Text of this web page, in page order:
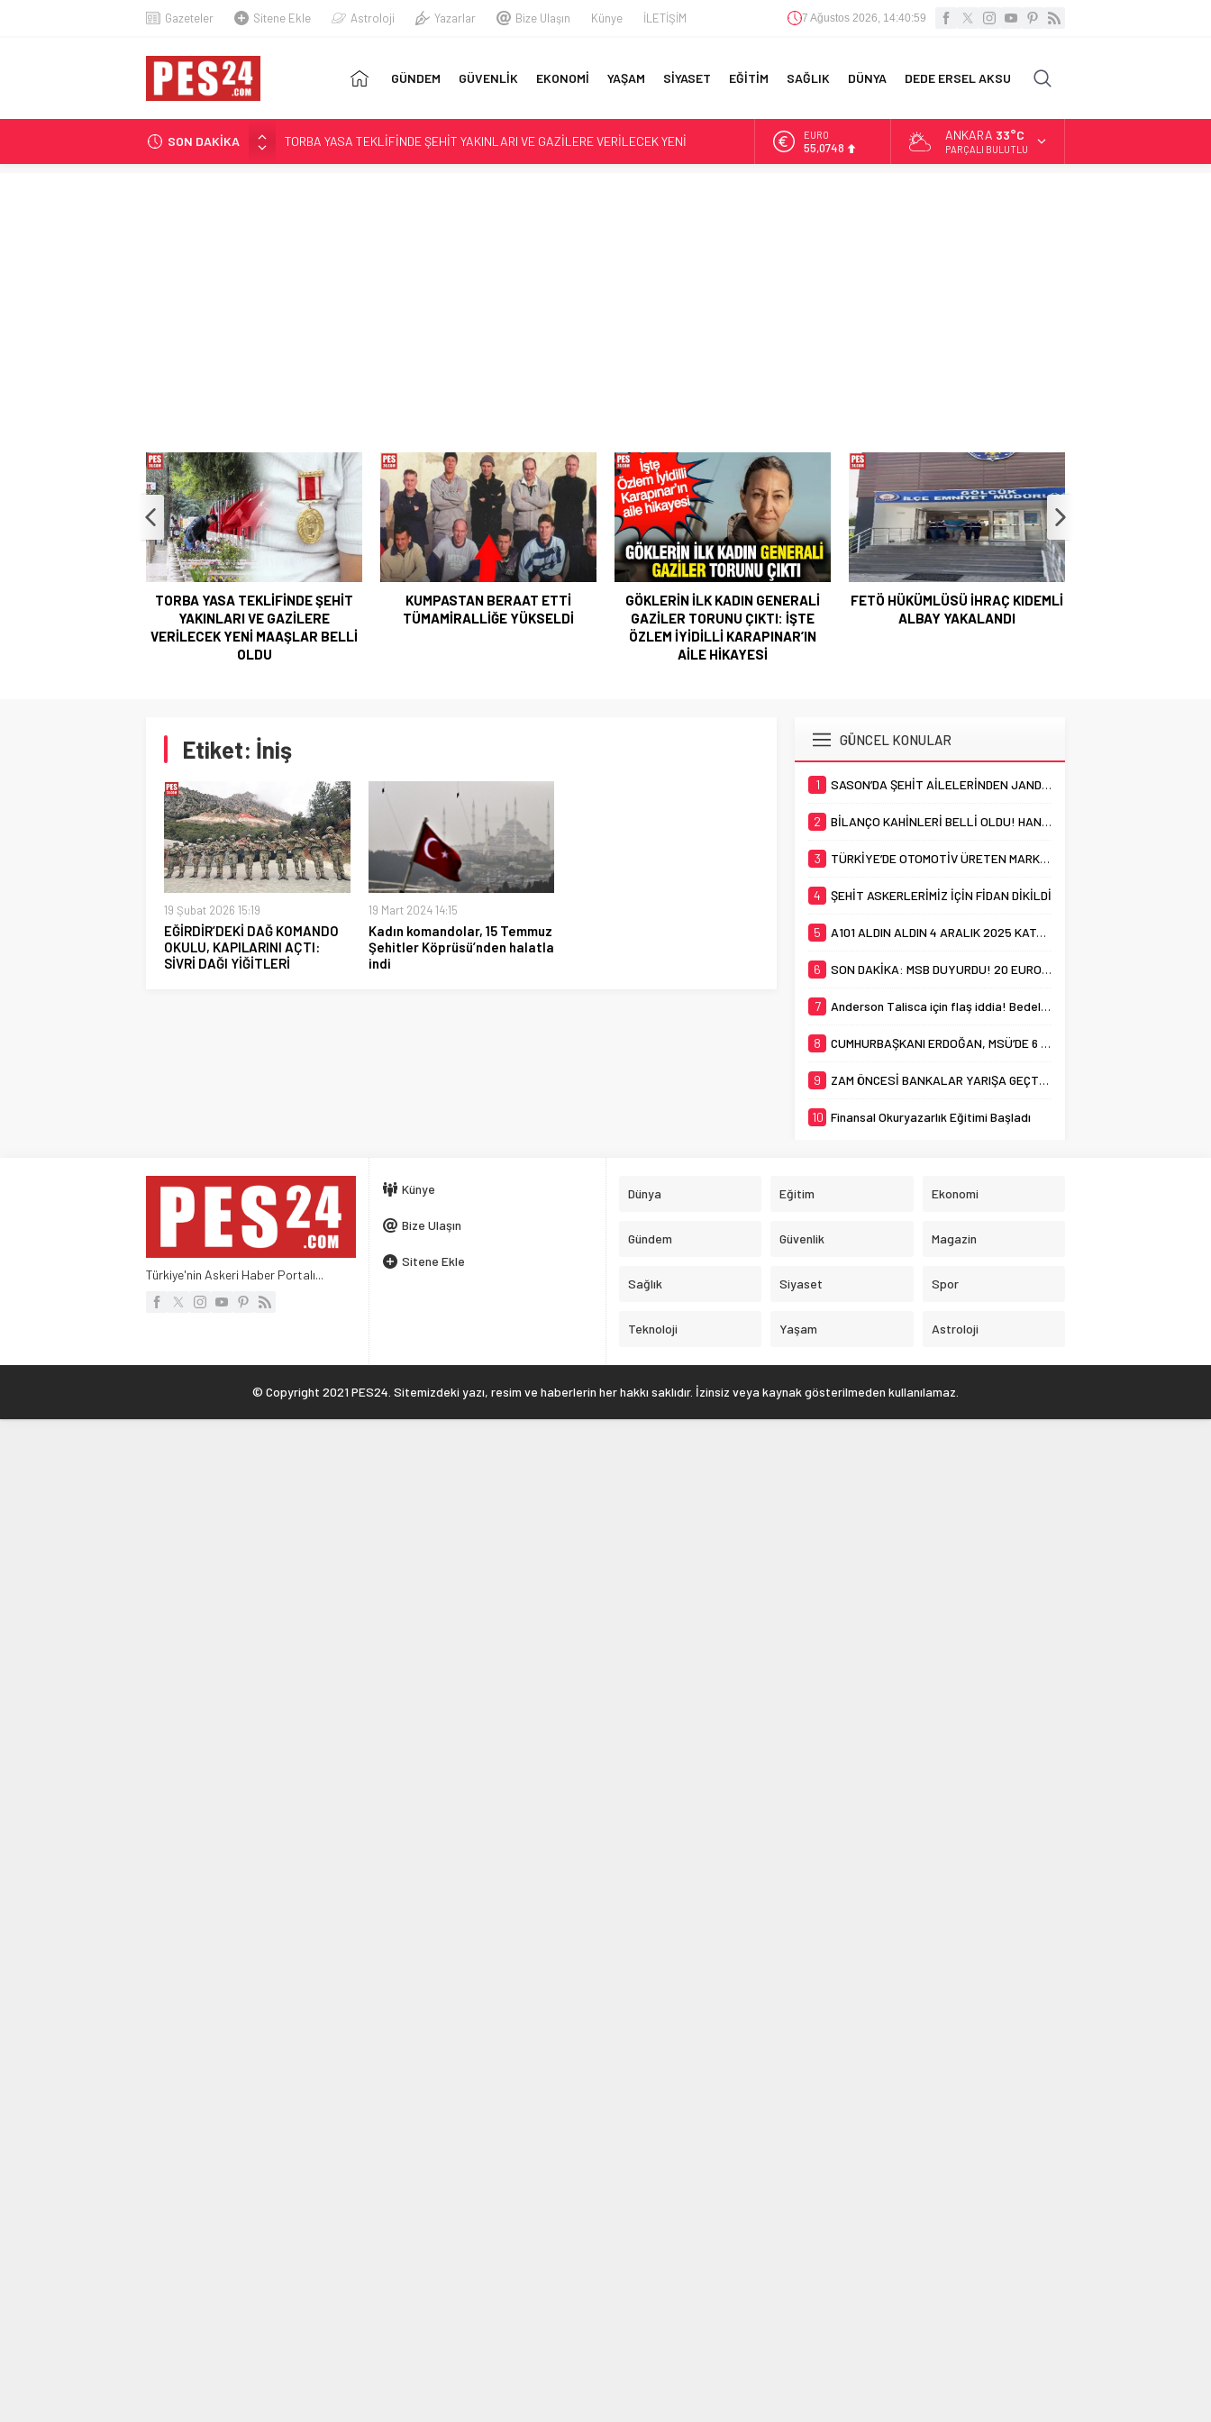
Gazeteler Sitene Ekle Astroloji Yazarlar Bize Ulaşın Künye İLETİŞİM 7 Ağustos 2026, 14:40:59
SAYFA
GÜNDEM GÜVENLİK EKONOMİ YAŞAM SİYASET EĞİTİM SAĞLIK DÜNYA DEDE ERSEL AKSU
SON DAKİKA
TORBA YASA TEKLİFİNDE ŞEHİT YAKINLARI VE GAZİLERE VERİLECEK YENİ
MAAŞLAR BELLİ OLDU
KUMPASTAN BERAAT ETTİ TÜMAMİRALLİĞE YÜKSELDİ
EURO
55,0748
ANKARA 33°C
PARÇALI BULUTLU
TORBA YASA TEKLİFİNDE ŞEHİT
YAKINLARI VE GAZİLERE
VERİLECEK YENİ MAAŞLAR BELLİ
OLDU
KUMPASTAN BERAAT ETTİ
TÜMAMİRALLİĞE YÜKSELDİ
GÖKLERİN İLK KADIN GENERALİ
GAZİLER TORUNU ÇIKTI: İŞTE
ÖZLEM İYİDİLLİ KARAPINAR’IN
AİLE HİKAYESİ
FETÖ HÜKÜMLÜSÜ İHRAÇ KIDEMLİ
ALBAY YAKALANDI
Etiket: İniş
19 Şubat 2026 15:19
EĞİRDİR’DEKİ DAĞ KOMANDO
OKULU, KAPILARINI AÇTI:
SİVRİ DAĞI YİĞİTLERİ
19 Mart 2024 14:15
Kadın komandolar, 15 Temmuz
Şehitler Köprüsü’nden halatla
indi
GÜNCEL KONULAR
1 SASON’DA ŞEHİT AİLELERİNDEN JANDARMA TEŞKİLATI’NA 187. YIL ZİYARETİ
2 BİLANÇO KAHİNLERİ BELLİ OLDU! HANGİ ARACI KURUM EN İSABETLİ TAHMİNİ YAPTI?
3 TÜRKİYE’DE OTOMOTİV ÜRETEN MARKA SAYISI 11’E YÜKSELDİ!
4 ŞEHİT ASKERLERİMİZ İÇİN FİDAN DİKİLDİ
5 A101 ALDIN ALDIN 4 ARALIK 2025 KATALOĞU YAYINDA! A101’DE BU HAFTA NELER VAR?
6 SON DAKİKA: MSB DUYURDU! 20 EUROFİGHTER’IN MALİYETİ NE KADAR OLACAK?
7 Anderson Talisca için flaş iddia! Bedelsiz ayrılabilir
8 CUMHURBAŞKANI ERDOĞAN, MSÜ’DE 6 YENİ CAMİNİN AÇILIŞINI YAPTI
9 ZAM ÖNCESİ BANKALAR YARIŞA GEÇTİ: 15 BİN LİRALIK MAAŞA 25 BİN LİRA PROMOSYON
10 Finansal Okuryazarlık Eğitimi Başladı
Türkiye'nin Askeri Haber Portalı...
Künye
Bize Ulaşın
Sitene Ekle
Dünya Eğitim Ekonomi
Gündem Güvenlik Magazin
Sağlık Siyaset Spor
Teknoloji Yaşam Astroloji
© Copyright 2021 PES24. Sitemizdeki yazı, resim ve haberlerin her hakkı saklıdır. İzinsiz veya kaynak gösterilmeden kullanılamaz.